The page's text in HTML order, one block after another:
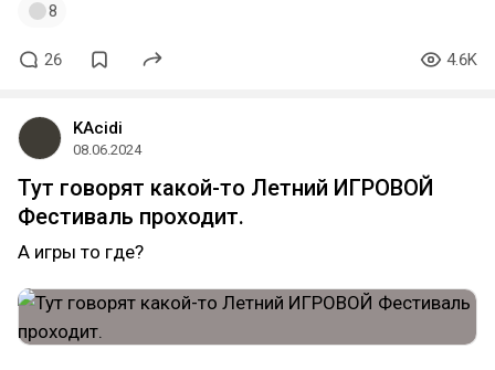
8
26 4.6K
KAcidi
08.06.2024
Тут говорят какой-то Летний ИГРОВОЙ
Фестиваль проходит.
А игры то где?